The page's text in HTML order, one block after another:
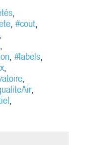
isolant,
associées
perméabilité
les
,
, #cout,
,
, #labels,
,
,
,
,